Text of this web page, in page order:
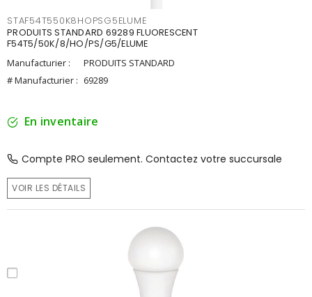
STAF54T550K8HOPSG5ELUME
PRODUITS STANDARD 69289 FLUORESCENT
F54T5/50K/8/HO/PS/G5/ELUME
Manufacturier :
PRODUITS STANDARD
# Manufacturier : 69289
En inventaire
Compte PRO seulement. Contactez votre succursale
VOIR LES DÉTAILS